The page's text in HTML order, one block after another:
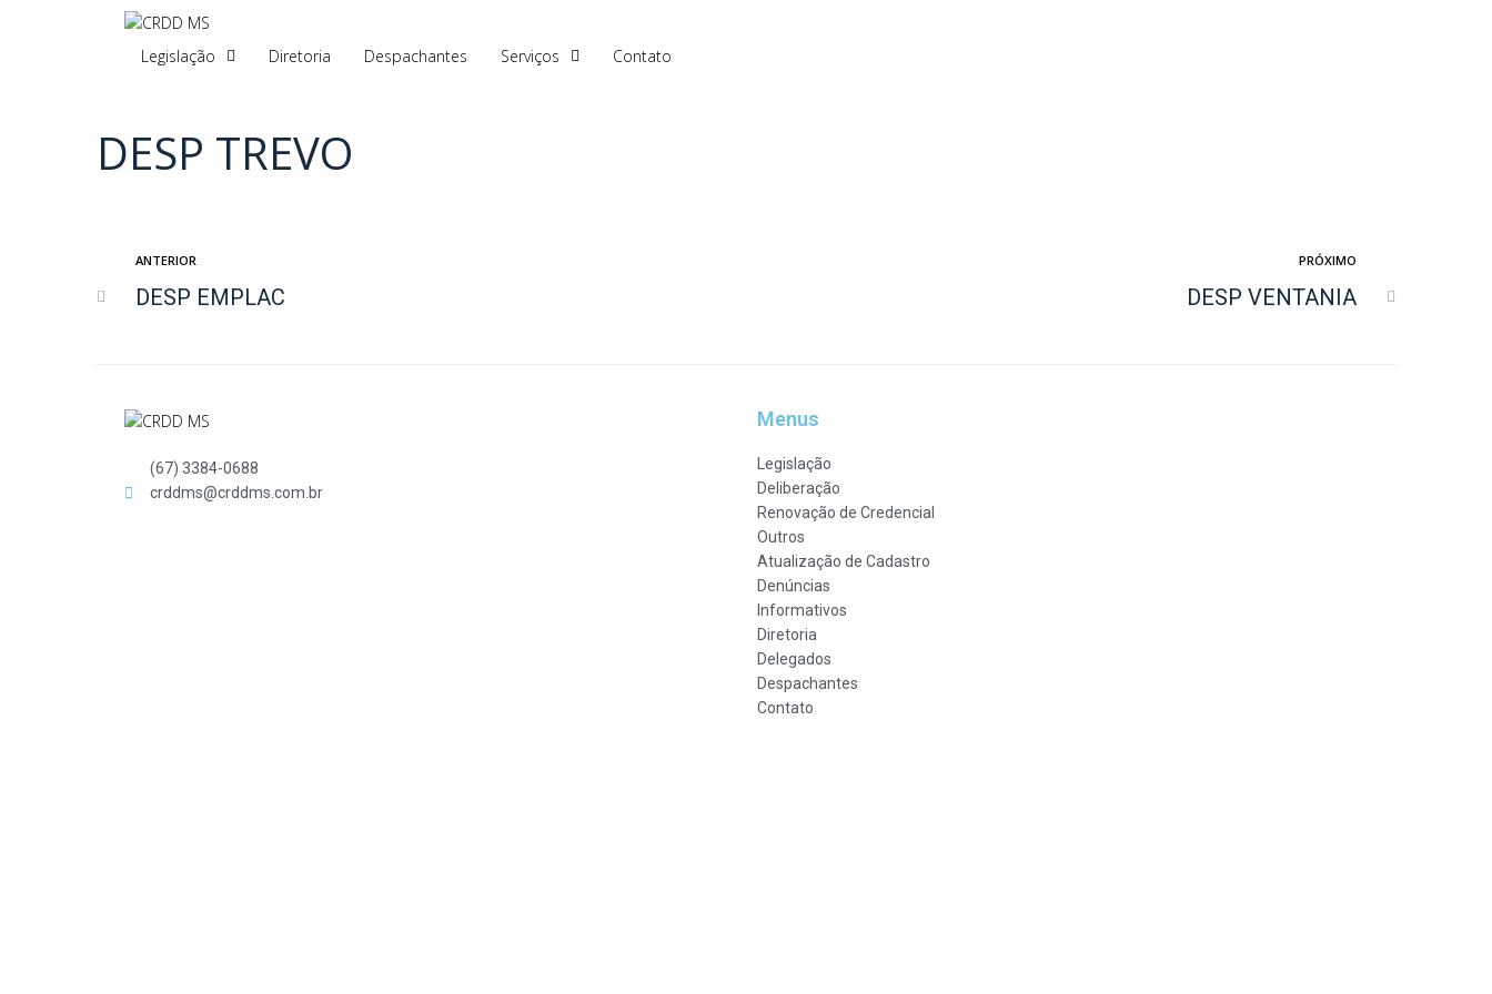
Legislação Diretoria Despachantes Serviços Contato
DESP TREVO
ANTERIOR
DESP EMPLAC
PRÓXIMO
DESP VENTANIA
(67) 3384-0688
crddms@crddms.com.br
Menus
Legislação
Deliberação
Renovação de Credencial
Outros
Atualização de Cadastro
Denúncias
Informativos
Diretoria
Delegados
Despachantes
Contato